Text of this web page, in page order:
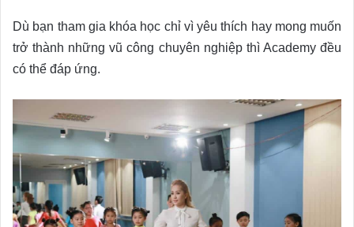
Dù bạn tham gia khóa học chỉ vì yêu thích hay mong muốn
trở thành những vũ công chuyên nghiệp thì Academy đều
có thể đáp ứng.